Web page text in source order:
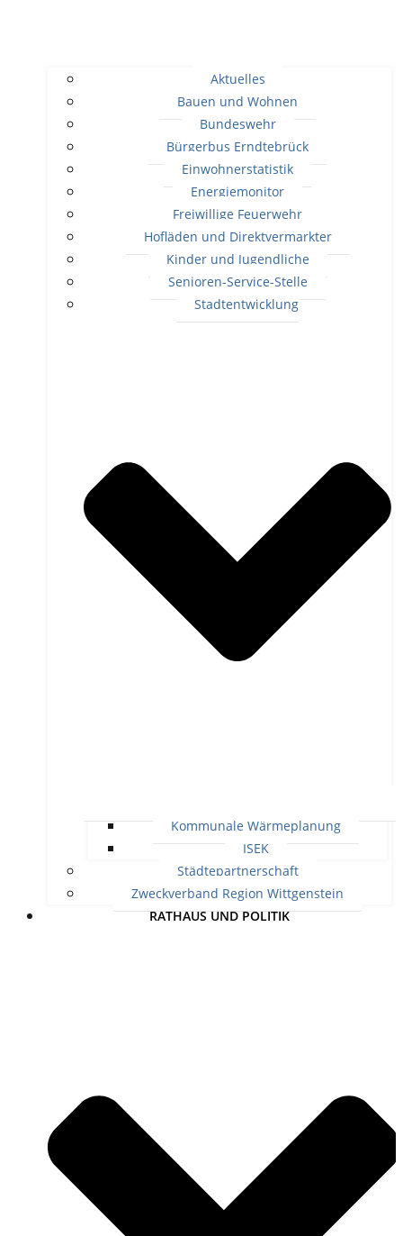
Aktuelles
Bauen und Wohnen
Bundeswehr
Bürgerbus Erndtebrück
Einwohnerstatistik
Energiemonitor
Freiwillige Feuerwehr
Hofläden und Direktvermarkter
Kinder und Jugendliche
Senioren-Service-Stelle
Stadtentwicklung
Kommunale Wärmeplanung
ISEK
Städtepartnerschaft
Zweckverband Region Wittgenstein
RATHAUS UND POLITIK